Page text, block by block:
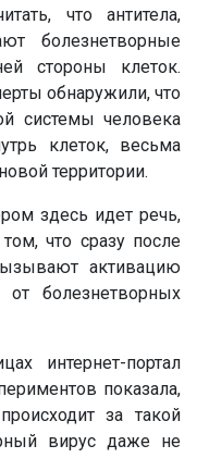
что антитела,
болезнетворные
стороны клеток.
обнаружили, что
системы человека
клеток, весьма
территории.
здесь идет речь,
что сразу после
активацию
болезнетворных
интернет-портал
показала,
за такой
вирус даже не